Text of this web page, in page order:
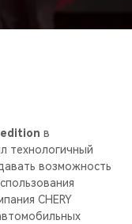
edition в
технологичный
возможность
CHERY